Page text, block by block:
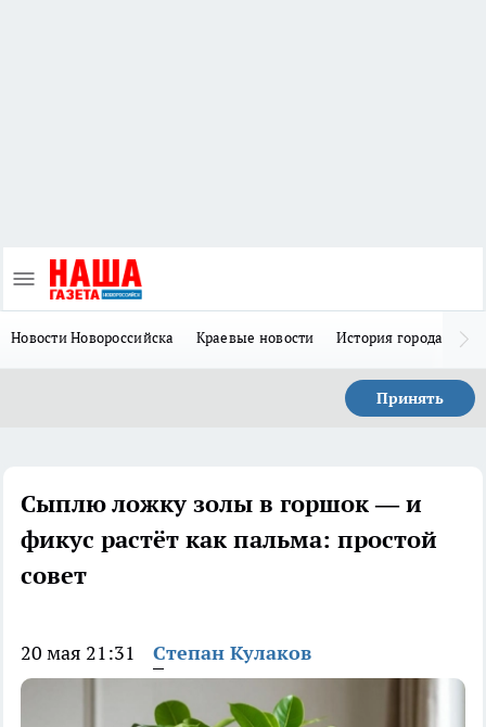
Новости Новороссийска Краевые новости История города Н
Принять
Сыплю ложку золы в горшок — и
фикус растёт как пальма: простой
совет
20 мая 21:31 Степан Кулаков